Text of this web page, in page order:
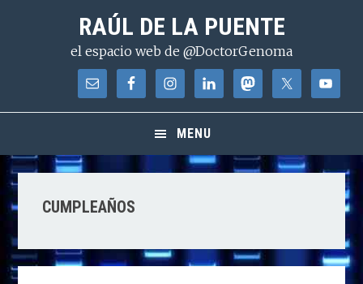
contenido
RAÚL DE LA PUENTE
el espacio web de @DoctorGenoma
MENU
CUMPLEAÑOS